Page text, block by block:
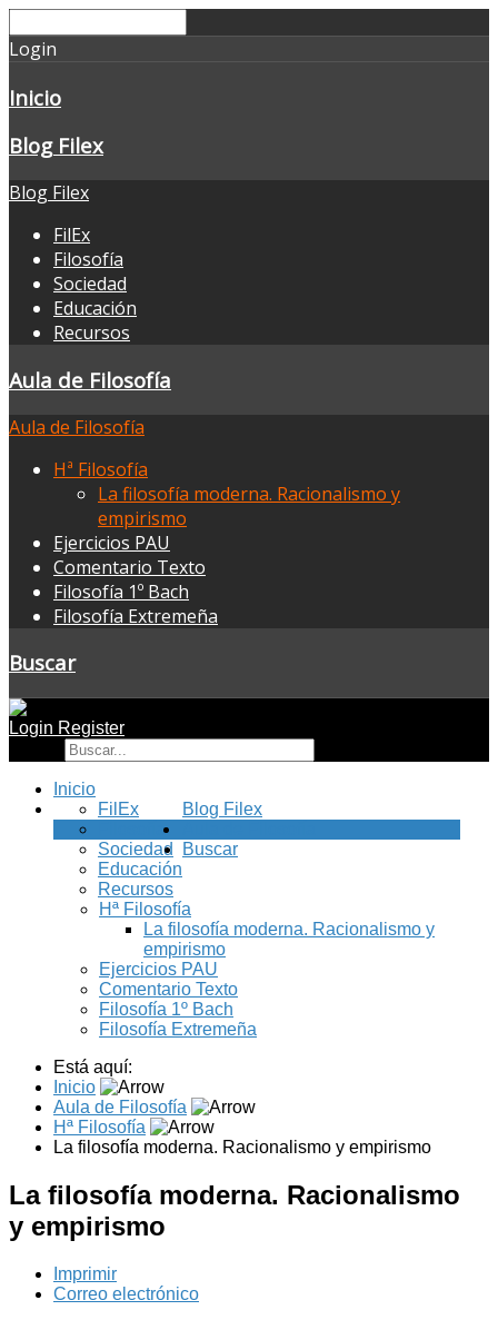
Login
Inicio
Blog Filex
Blog Filex
FilEx
Filosofía
Sociedad
Educación
Recursos
Aula de Filosofía
Aula de Filosofía
Hª Filosofía
La filosofía moderna. Racionalismo y
empirismo
Ejercicios PAU
Comentario Texto
Filosofía 1º Bach
Filosofía Extremeña
Buscar
Login Register
Inicio
Blog Filex
FilEx
Filosofía
Sociedad
Educación
Recursos
Hª Filosofía
La filosofía moderna. Racionalismo y
empirismo
Ejercicios PAU
Comentario Texto
Filosofía 1º Bach
Filosofía Extremeña
Buscar
Está aquí:
Inicio
Aula de Filosofía
Hª Filosofía
La filosofía moderna. Racionalismo y empirismo
La filosofía moderna. Racionalismo
y empirismo
Imprimir
Correo electrónico